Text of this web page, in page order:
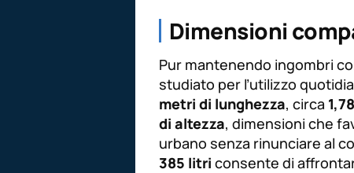
Dimensioni
Pur mantenendo ingombri
studiato per l’utilizzo
metri di lunghezza, circa
di altezza, dimensioni che
urbano senza rinunciare al
385 litri consente di